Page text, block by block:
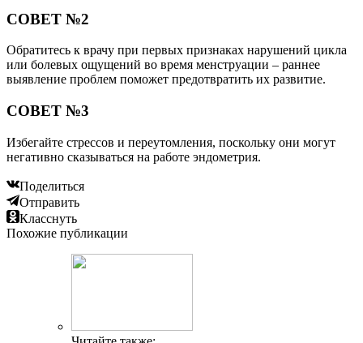
СОВЕТ №2
Обратитесь к врачу при первых признаках нарушений цикла
или болевых ощущений во время менструации – раннее
выявление проблем поможет предотвратить их развитие.
СОВЕТ №3
Избегайте стрессов и переутомления, поскольку они могут
негативно сказываться на работе эндометрия.
Поделиться
Отправить
Класснуть
Похожие публикации